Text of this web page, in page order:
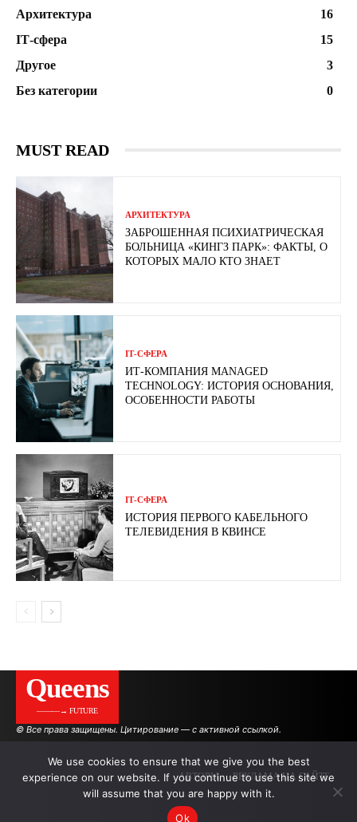
Архитектура
16
ІТ-сфера
15
Другое
3
Без категории
0
MUST READ
АРХИТЕКТУРА
ЗАБРОШЕННАЯ ПСИХИАТРИЧЕСКАЯ
БОЛЬНИЦА «КИНГЗ ПАРК»: ФАКТЫ, О
КОТОРЫХ МАЛО КТО ЗНАЕТ
ІТ-СФЕРА
ИТ-КОМПАНИЯ MANAGED
TECHNOLOGY: ИСТОРИЯ ОСНОВАНИЯ,
ОСОБЕННОСТИ РАБОТЫ
ІТ-СФЕРА
ИСТОРИЯ ПЕРВОГО КАБЕЛЬНОГО
ТЕЛЕВИДЕНИЯ В КВИНСЕ
Queens
———→ FUTURE
© Все права защищены. Цитирование — с активной ссылкой.
АВТОРЫ РЕКЛАМА НА САЙТЕ
We use cookies to ensure that we give you the best
experience on our website. If you continue to use this site we
will assume that you are happy with it.
Ok